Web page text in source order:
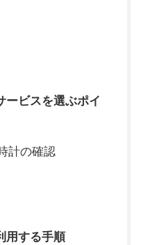
ービスを選ぶポイ
計の確認
用する手順